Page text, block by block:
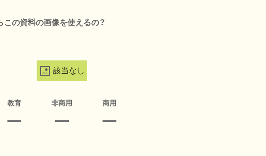
この資料の画像を使えるの？
該当なし
教育 非商用 商用